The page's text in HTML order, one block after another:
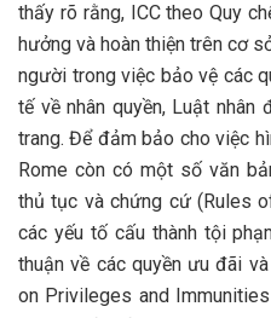
thấy rõ rằng, ICC theo Quy
hưởng và hoàn thiện trên cơ
người trong việc bảo vệ các
tế về nhân quyền, Luật
trang. Để đảm bảo cho việc
Rome còn có một số văn
thủ tục và chứng cứ (Rules
các yếu tố cấu thành tội
thuận về các quyền ưu đãi
on Privileges and